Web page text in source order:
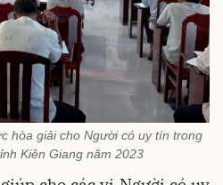
hòa giải cho Người có uy tín trong
Kiên Giang năm 2023